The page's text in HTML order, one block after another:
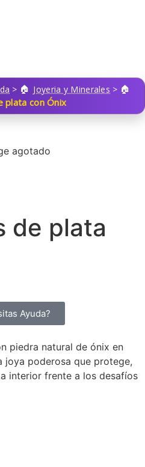
> Joyeria y Minerales >
plata con Ónix
de plata
Ayuda?
piedra natural de ónix en
joya poderosa que protege,
interior frente a los desafíos